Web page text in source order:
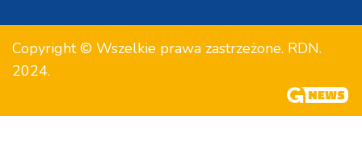
Copyright © Wszelkie prawa zastrzeżone. RDN.
2024.